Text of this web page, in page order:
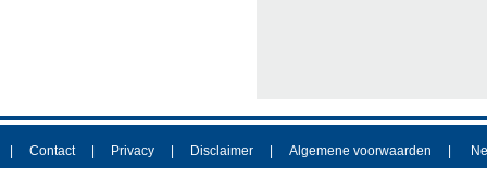
Contact Privacy Disclaimer Algemene voorwaarden